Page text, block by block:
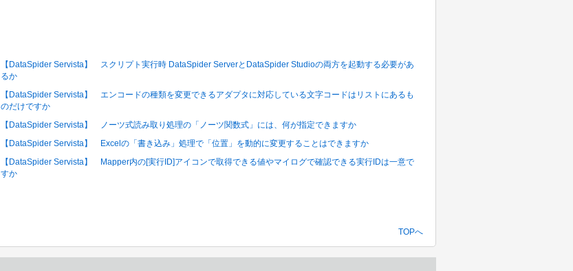
【DataSpider Servista】 スクリプト実行時 DataSpider ServerとDataSpider Studioの両方を起動する必要があ
るか
【DataSpider Servista】 エンコードの種類を変更できるアダプタに対応している文字コードはリストにあるも
のだけですか
【DataSpider Servista】 ノーツ式読み取り処理の「ノーツ関数式」には、何が指定できますか
【DataSpider Servista】 Excelの「書き込み」処理で「位置」を動的に変更することはできますか
【DataSpider Servista】 Mapper内の[実行ID]アイコンで取得できる値やマイログで確認できる実行IDは一意で
すか
TOPへ